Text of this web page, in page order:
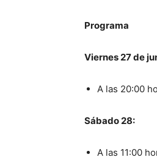
Programa
Viernes 27 de
A las 20:00
Sábado 28:
A las 11:00